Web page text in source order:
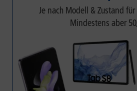
Je nach Modell & Zustand
Mindestens aber